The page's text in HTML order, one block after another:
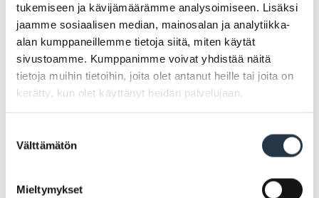
tukemiseen ja kävijämäärämme analysoimiseen. Lisäksi
jaamme sosiaalisen median, mainosalan ja analytiikka-
alan kumppaneillemme tietoja siitä, miten käytät
sivustoamme. Kumppanimme voivat yhdistää näitä
tietoja muihin tietoihin, joita olet antanut heille tai joita on
kerätty, kun olet käyttänyt heidän palvelujaan.
valinta
Välttämätön
Mieltymykset
Organisaatio
Sivistyspalvelut
Puhelinnumero
02 4345 369
Matkapuhelinnumero
050 361 5352
Sähköposti
etunimi.sukunimi@naantali.fi
Address
Päivähoidon Hallinto, Tullikatu 11